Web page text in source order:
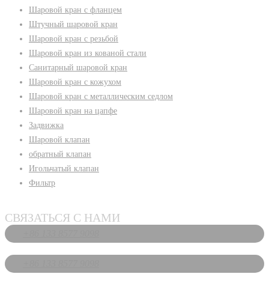
Шаровой кран с фланцем
Штучный шаровой кран
Шаровой кран с резьбой
Шаровой кран из кованой стали
Санитарный шаровой кран
Шаровой кран с кожухом
Шаровой кран с металлическим седлом
Шаровой кран на цапфе
Задвижка
Шаровой клапан
обратный клапан
Игольчатый клапан
Фильтр
СВЯЗАТЬСЯ С НАМИ